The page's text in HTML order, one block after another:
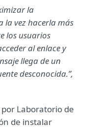
la
la vez hacerla más
los usuarios
al enlace y
llega de un
desconocida.”,
Laboratorio de
de instalar